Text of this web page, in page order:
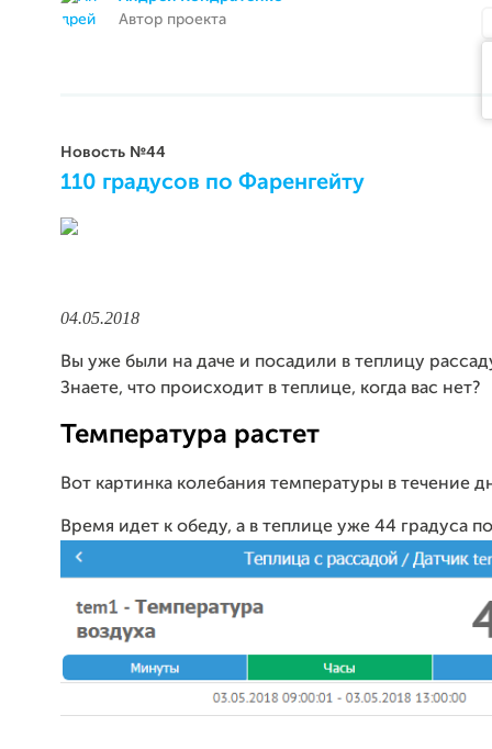
Автор проекта
Новость №44
110 градусов по Фаренгейту
04.05.2018
Вы уже были на даче и посадили в теплицу
Знаете, что происходит в теплице, когда вас нет?
Температура растет
Вот картинка колебания температуры в течение
Время идет к обеду, а в теплице уже 44 градуса